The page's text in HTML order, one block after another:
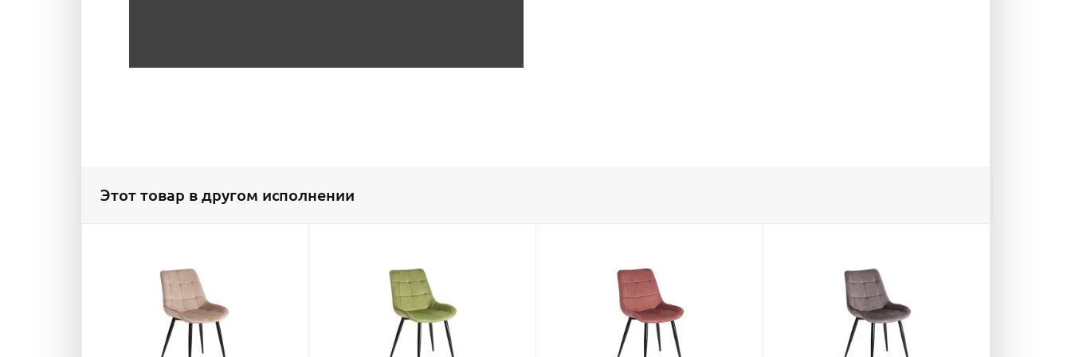
Этот товар в другом исполнении